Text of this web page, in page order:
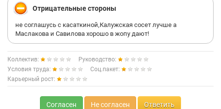
Отрицательные стороны
не соглашусь с касаткиной,Калужская сосет лучше а
Маслакова и Савилова хорошо в жопу дают!
Коллектив:
Руководство:
Условия труда:
Соц.пакет:
Карьерный рост:
Согласен Не согласен Ответить